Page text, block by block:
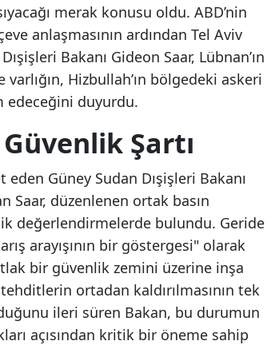
merak konusu oldu. ABD’nin
anlaşmasının ardından Tel Aviv
Bakanı Gideon Saar, Lübnan’ın
Hizbullah’ın bölgedeki askeri
edeceğini duyurdu.
Şartı
Güney Sudan Dışişleri Bakanı
Saar, düzenlenen ortak basın
değerlendirmelerde bulundu. Geride
arayışının bir göstergesi" olarak
bir güvenlik zemini üzerine inşa
ortadan kaldırılmasının tek
ileri süren Bakan, bu durumun
açısından kritik bir öneme sahip